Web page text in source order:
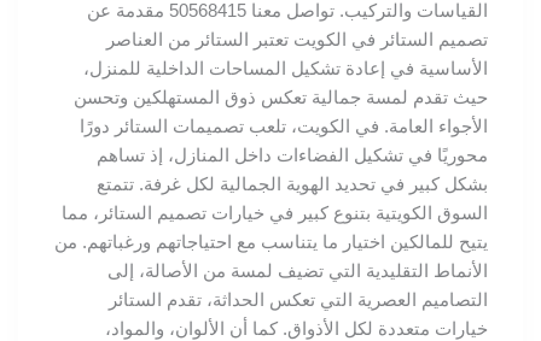
القياسات والتركيب. تواصل معنا 50568415 مقدمة عن
تصميم الستائر في الكويت تعتبر الستائر من العناصر
الأساسية في إعادة تشكيل المساحات الداخلية للمنزل،
حيث تقدم لمسة جمالية تعكس ذوق المستهلكين وتحسن
الأجواء العامة. في الكويت، تلعب تصميمات الستائر دورًا
محوريًا في تشكيل الفضاءات داخل المنازل، إذ تساهم
بشكل كبير في تحديد الهوية الجمالية لكل غرفة. تتمتع
السوق الكويتية بتنوع كبير في خيارات تصميم الستائر، مما
يتيح للمالكين اختيار ما يتناسب مع احتياجاتهم ورغباتهم. من
الأنماط التقليدية التي تضيف لمسة من الأصالة، إلى
التصاميم العصرية التي تعكس الحداثة، تقدم الستائر
خيارات متعددة لكل الأذواق. كما أن الألوان، والمواد،